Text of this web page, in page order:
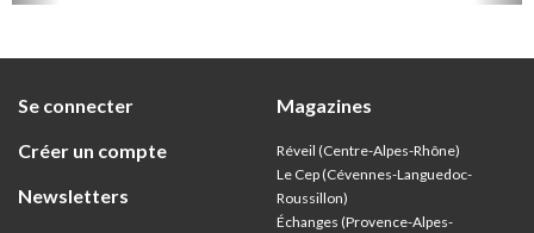
Se connecter
Créer un compte
Newsletters
Magazines
Réveil (Centre-Alpes-Rhône)
Le Cep (Cévennes-Languedoc-
Roussillon)
Échanges (Provence-Alpes-